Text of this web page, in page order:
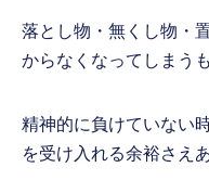
落とし物・無くし物・
からなくなってしまう
精神的に負けていない
を受け入れる余裕さえ